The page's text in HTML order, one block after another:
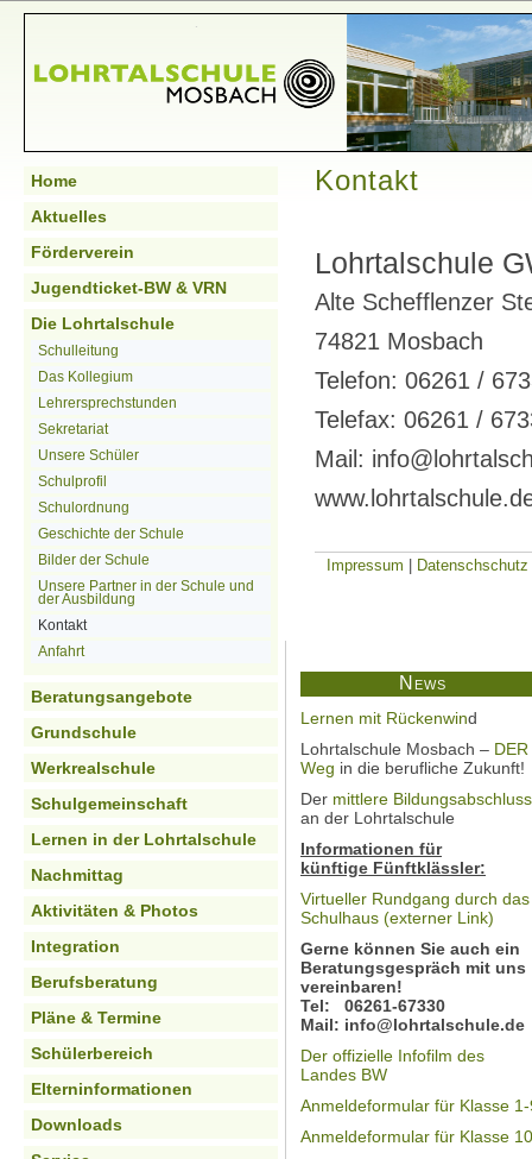
Home
Aktuelles
Förderverein
Jugendticket-BW & VRN
Die Lohrtalschule
Schulleitung
Das Kollegium
Lehrersprechstunden
Sekretariat
Unsere Schüler
Schulprofil
Schulordnung
Geschichte der Schule
Bilder der Schule
Unsere Partner in der Schule und
der Ausbildung
Kontakt
Anfahrt
Beratungsangebote
Grundschule
Werkrealschule
Schulgemeinschaft
Lernen in der Lohrtalschule
Nachmittag
Aktivitäten & Photos
Integration
Berufsberatung
Pläne & Termine
Schülerbereich
Elterninformationen
Downloads
Kontakt
Lohrtalschule
Alte Schefflenzer
74821 Mosbach
Telefon: 06261 /
Telefax: 06261 /
Mail:
Impressum Datenschschutz
News
Lernen mit Rückenwind
Lohrtalschule Mosbach – DER
Weg in die berufliche Zukunft!
Der mittlere Bildungsabschluss
an der Lohrtalschule
Informationen für
künftige Fünftklässler:
Virtueller Rundgang durch das
Schulhaus (externer Link)
Gerne können Sie auch ein
Beratungsgespräch mit uns
vereinbaren!
Tel: 06261-67330
Mail: info@lohrtalschule.de
Der offizielle Infofilm des
Landes BW
Anmeldeformular für Klasse
Anmeldeformular für Klasse 10